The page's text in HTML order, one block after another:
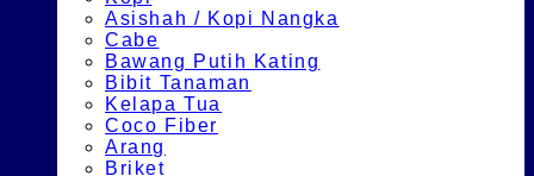
Asishah / Kopi Nangka
Cabe
Bawang Putih Kating
Bibit Tanaman
Kelapa Tua
Coco Fiber
Arang
Briket